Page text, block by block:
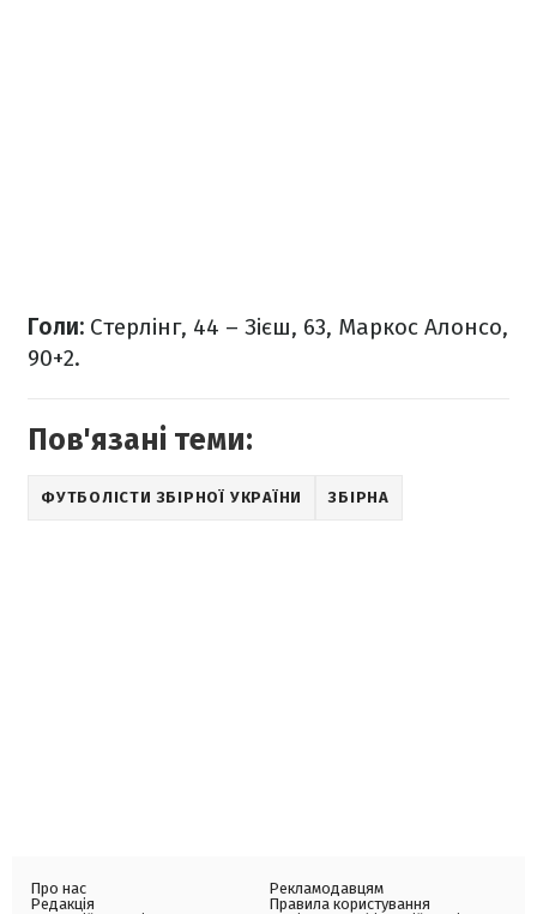
Голи: Стерлінг, 44 – Зієш, 63, Маркос Алонсо,
90+2.
Пов'язані теми:
ФУТБОЛІСТИ ЗБІРНОЇ УКРАЇНИ ЗБІРНА
Про нас
Редакція
Рекламодавцям
Правила користування